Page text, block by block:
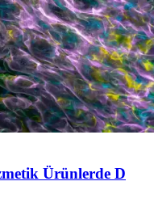
Ürünlerde D